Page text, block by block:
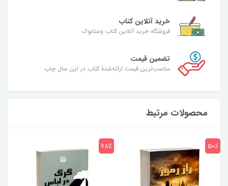
خرید آنلاین کتاب
فروشگاه خرید آنلاین کتاب وستابوک
تضمین قیمت
مناسب‌ترین قیمت ارائه‌شدۀ کتاب در این سال چاپ
محصولات مرتبط
50٪ 78٪